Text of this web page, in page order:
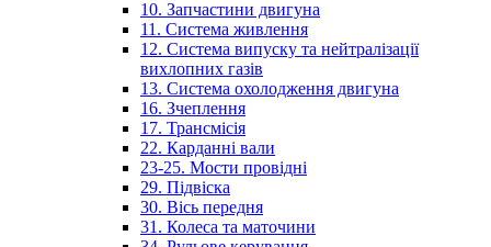
10. Запчастини двигуна
11. Система живлення
12. Система випуску та нейтралізації
вихлопних газів
13. Система охолодження двигуна
16. Зчеплення
17. Трансмісія
22. Карданні вали
23-25. Мости провідні
29. Підвіска
30. Вісь передня
31. Колеса та маточини